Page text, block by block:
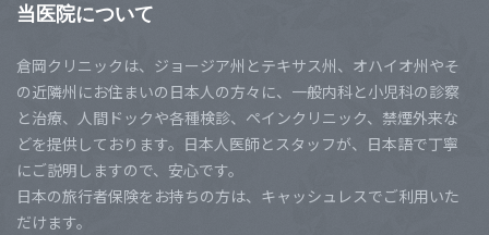
当医院について
倉岡クリニックは、ジョージア州とテキサス州、オハイオ州やそ
の近隣州にお住まいの日本人の方々に、一般内科と小児科の診察
と治療、人間ドックや各種検診、ペインクリニック、禁煙外来な
どを提供しております。日本人医師とスタッフが、日本語で丁寧
にご説明しますので、安心です。
日本の旅行者保険をお持ちの方は、キャッシュレスでご利用いた
だけます。